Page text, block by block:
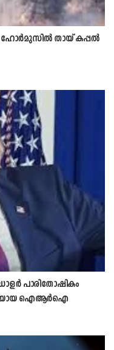
ഹോർമുസിൽ തായ് കപ്പൽ
പാരിതോഷികം
ഐആർഐ